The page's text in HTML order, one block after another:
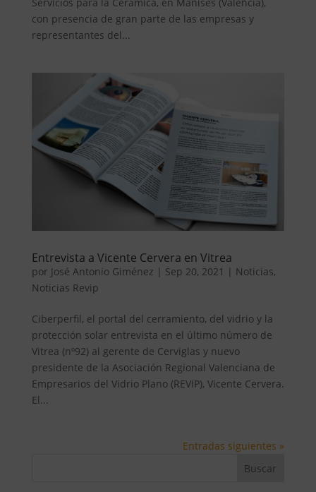
con presencia de gran parte de las empresas y
representantes del...
Entrevista a Vicente Cervera en Vitrea
por José Antonio Giménez | Sep 20, 2021 | Noticias,
Noticias Revip
Ciberperfil, el portal del cerramiento, del vidrio y la
protección solar entrevista en el último número de
Vitrea (nº92) al gerente de Cerviglas y nuevo
presidente de la Asociación Regional Valenciana de
Empresarios del Vidrio Plano (REVIP), Vicente Cervera.
El...
Entradas siguientes »